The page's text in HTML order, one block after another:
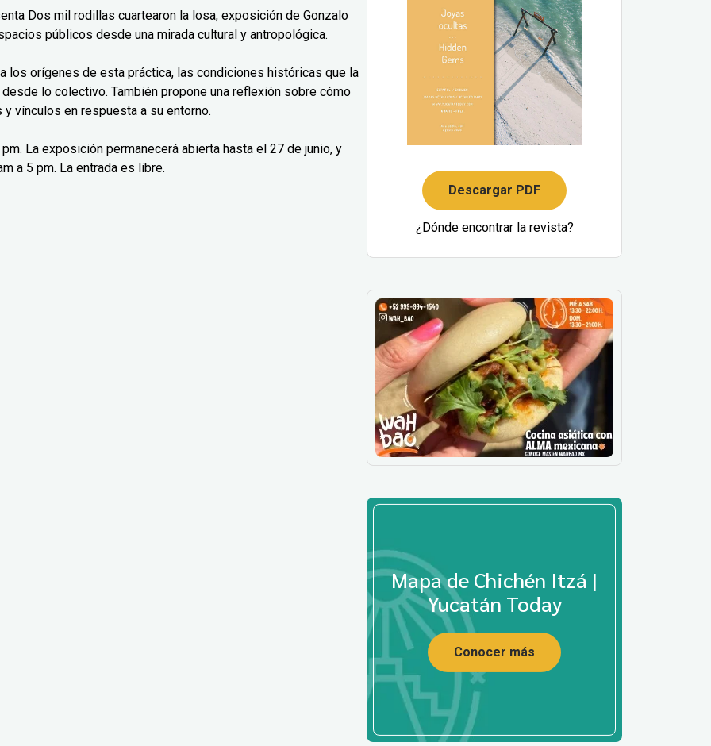
Dos mil rodillas cuartearon la losa, exposición de Gonzalo
públicos desde una mirada cultural y antropológica.
los orígenes de esta práctica, las condiciones históricas que la
lo colectivo. También propone una reflexión sobre cómo
vínculos en respuesta a su entorno.
La exposición permanecerá abierta hasta el 27 de junio, y
a 5 pm. La entrada es libre.
Descargar PDF
¿Dónde encontrar la revista?
Mapa de Chichén Itzá |
Yucatán Today
Conocer más